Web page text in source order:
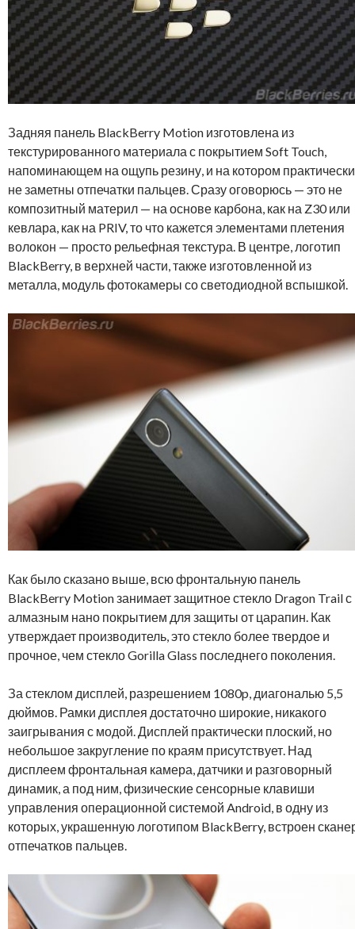
Задняя панель BlackBerry Motion изготовлена из
текстурированного материала с покрытием Soft Touch,
напоминающем на ощупь резину, и на котором практически
не заметны отпечатки пальцев. Сразу оговорюсь — это не
композитный материл — на основе карбона, как на Z30 или
кевлара, как на PRIV, то что кажется элементами плетения
волокон — просто рельефная текстура. В центре, логотип
BlackBerry, в верхней части, также изготовленной из
металла, модуль фотокамеры со светодиодной вспышкой.
Как было сказано выше, всю фронтальную панель
BlackBerry Motion занимает защитное стекло Dragon Trail с
алмазным нано покрытием для защиты от царапин. Как
утверждает производитель, это стекло более твердое и
прочное, чем стекло Gorilla Glass последнего поколения.
За стеклом дисплей, разрешением 1080p, диагональю 5,5
дюймов. Рамки дисплея достаточно широкие, никакого
заигрывания с модой. Дисплей практически плоский, но
небольшое закругление по краям присутствует. Над
дисплеем фронтальная камера, датчики и разговорный
динамик, а под ним, физические сенсорные клавиши
управления операционной системой Android, в одну из
которых, украшенную логотипом BlackBerry, встроен
отпечатков пальцев.